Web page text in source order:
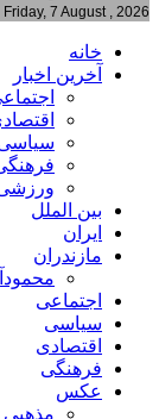
Friday, 7 August , 2026
خانه
آخرین اخبار
بین الملل
ایران
مازندران
اجتماعی
سیاسی
اقتصادی
فرهنگی
عکس
مذهبی